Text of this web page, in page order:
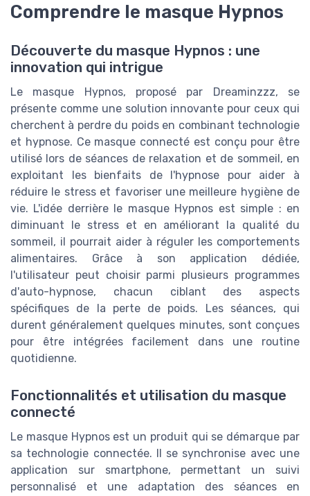
Comprendre le masque Hypnos
Découverte du masque Hypnos : une
innovation qui intrigue
Le masque Hypnos, proposé par Dreaminzzz, se
présente comme une solution innovante pour ceux qui
cherchent à perdre du poids en combinant technologie
et hypnose. Ce masque connecté est conçu pour être
utilisé lors de séances de relaxation et de sommeil, en
exploitant les bienfaits de l'hypnose pour aider à
réduire le stress et favoriser une meilleure hygiène de
vie. L'idée derrière le masque Hypnos est simple : en
diminuant le stress et en améliorant la qualité du
sommeil, il pourrait aider à réguler les comportements
alimentaires. Grâce à son application dédiée,
l'utilisateur peut choisir parmi plusieurs programmes
d'auto-hypnose, chacun ciblant des aspects
spécifiques de la perte de poids. Les séances, qui
durent généralement quelques minutes, sont conçues
pour être intégrées facilement dans une routine
quotidienne.
Fonctionnalités et utilisation du masque
connecté
Le masque Hypnos est un produit qui se démarque par
sa technologie connectée. Il se synchronise avec une
application sur smartphone, permettant un suivi
personnalisé et une adaptation des séances en